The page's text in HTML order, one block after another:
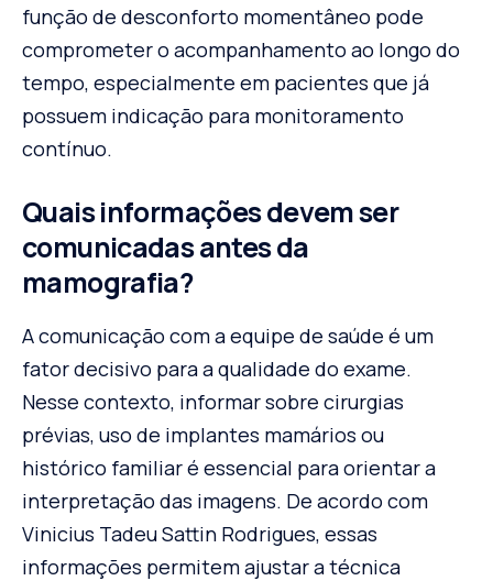
função de desconforto momentâneo pode
comprometer o acompanhamento ao longo do
tempo, especialmente em pacientes que já
possuem indicação para monitoramento
contínuo.
Quais informações devem ser
comunicadas antes da
mamografia?
A comunicação com a equipe de saúde é um
fator decisivo para a qualidade do exame.
Nesse contexto, informar sobre cirurgias
prévias, uso de implantes mamários ou
histórico familiar é essencial para orientar a
interpretação das imagens. De acordo com
Vinicius Tadeu Sattin Rodrigues, essas
informações permitem ajustar a técnica